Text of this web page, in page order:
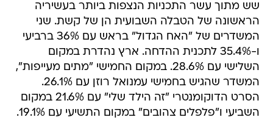
שש מתוך עשר התכניות הנצפות ביותר בעשיריה
הראשונה של הטבלה השבועית הן של קשת. שני
המשדרים של "האח הגדול" בראש עם 36% ברביעי
ו-35.4% לתכנית ההדחה. ארץ נהדרת במקום
השלישי עם 28.6%. במקום החמישי "מתים מעייפות",
המשדר שהגיש בחמישי עמנואל רוזן עם 26.1%.
הסרט הדוקומנטרי "זה הילד שלי" עם 21.6% במקום
השביעי ו"פלפלים צהובים" במקום התשיעי עם 19.1%.